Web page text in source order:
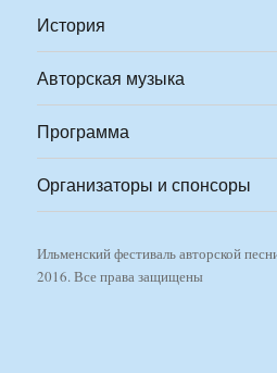
История
Авторская музыка
Программа
Организаторы и спонсоры
Ильменский фестиваль авторской
2016. Все права защищены